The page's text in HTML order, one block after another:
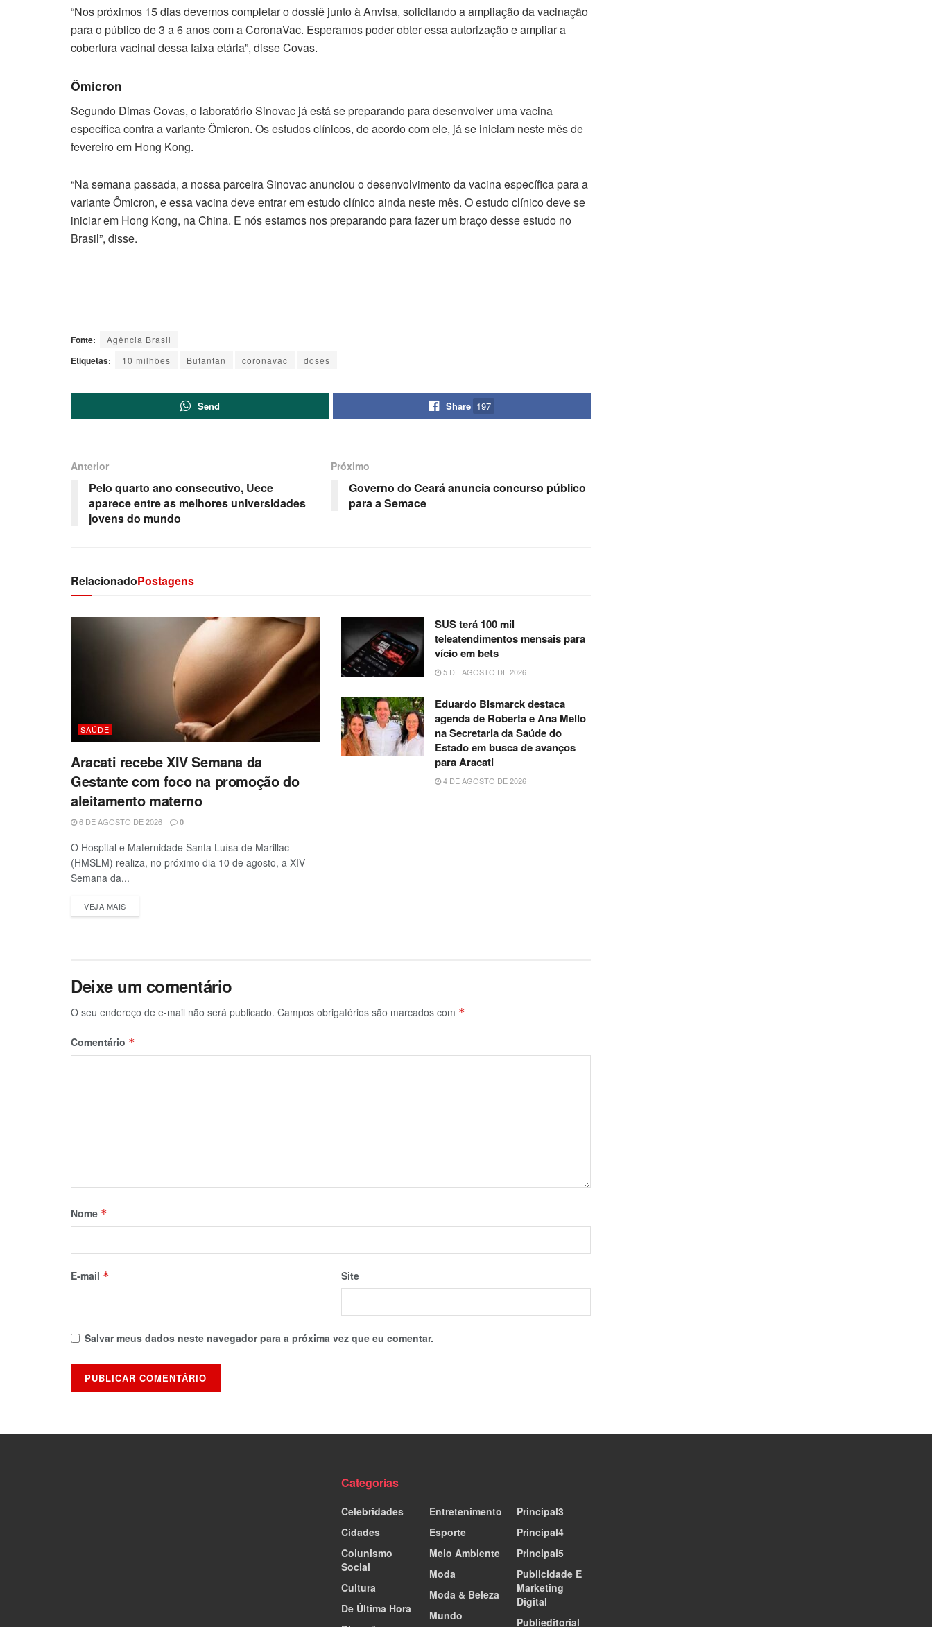
“Nos próximos 15 dias devemos completar o dossiê junto à Anvisa, solicitando a ampliação da vacinação
para o público de 3 a 6 anos com a CoronaVac. Esperamos poder obter essa autorização e ampliar a
cobertura vacinal dessa faixa etária”, disse Covas.
Ômicron
Segundo Dimas Covas, o laboratório Sinovac já está se preparando para desenvolver uma vacina
específica contra a variante Ômicron. Os estudos clínicos, de acordo com ele, já se iniciam neste mês de
fevereiro em Hong Kong.
“Na semana passada, a nossa parceira Sinovac anunciou o desenvolvimento da vacina específica para a
variante Ômicron, e essa vacina deve entrar em estudo clínico ainda neste mês. O estudo clínico deve se
iniciar em Hong Kong, na China. E nós estamos nos preparando para fazer um braço desse estudo no
Brasil”, disse.
Fonte: Agência Brasil
Etiquetas: 10 milhões Butantan coronavac doses
Send Share 197
Anterior
Pelo quarto ano consecutivo, Uece
aparece entre as melhores universidades
jovens do mundo
Próximo
Governo do Ceará anuncia concurso público
para a Semace
RelacionadoPostagens
SAÚDE
Aracati recebe XIV Semana da
Gestante com foco na promoção do
aleitamento materno
6 DE AGOSTO DE 2026 0
O Hospital e Maternidade Santa Luísa de Marillac
(HMSLM) realiza, no próximo dia 10 de agosto, a XIV
Semana da...
VEJA MAIS
SUS terá 100 mil
teleatendimentos mensais para
vício em bets
5 DE AGOSTO DE 2026
Eduardo Bismarck destaca
agenda de Roberta e Ana Mello
na Secretaria da Saúde do
Estado em busca de avanços
para Aracati
4 DE AGOSTO DE 2026
Deixe um comentário
O seu endereço de e-mail não será publicado. Campos obrigatórios são marcados com *
Comentário *
Nome *
E-mail * Site
Salvar meus dados neste navegador para a próxima vez que eu comentar.
Categorias
Celebridades
Cidades
Colunismo
Social
Cultura
De Última Hora
Entretenimento
Esporte
Meio Ambiente
Moda
Moda & Beleza
Mundo
Principal3
Principal4
Principal5
Publicidade E
Marketing
Digital
Publieditorial